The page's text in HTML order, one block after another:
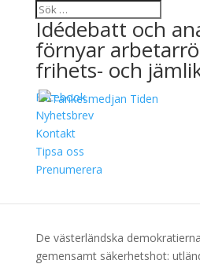
Idédebatt och
förnyar
frihets- och
Facebook
Nyhetsbrev
Kontakt
Tipsa oss
Prenumerera
Enighet
att motarbeta
De västerländska
gemensamt säkerhetshot: